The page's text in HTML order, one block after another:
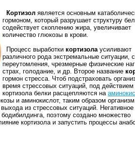
Кортизол является основным
гормоном, который разрушает структуру
содействует скоплению жира, увеличивает
количество глюкозы в крови.
Процесс выработки кортизолаусиливают
различного рода экстремальные ситуации,
переутомления, чрезмерные физические
страх, голодание, и др. Второе название
гормон стресса. Чтоб подстраховать
время стрессовых ситуаций, под действием
кортизола белки расщепляются на
и аминокислот, таким образом
из стрессовых ситуаций. Негативное
поэтому создано множество
кортизола и запустить процессы